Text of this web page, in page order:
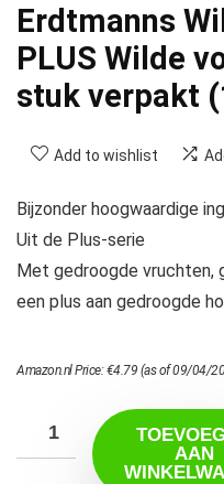
Erdtmanns
PLUS Wilde
stuk verpakt
Add to wishlist
Bijzonder hoogwaardige
Uit de Plus-serie
Met gedroogde vruchten,
een plus aan gedroogde
Amazon.nl Price:€4.79 (as of 09/04/
AAN